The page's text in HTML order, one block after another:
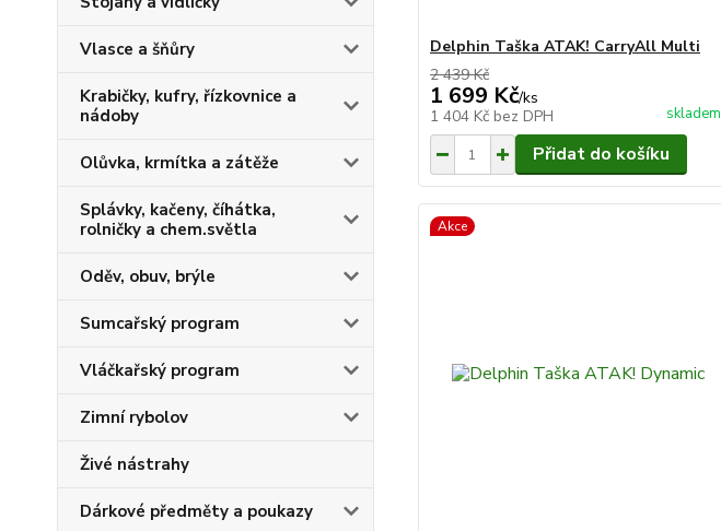
Vlasce a šňůry
Krabičky, kufry, řízkovnice a
nádoby
Olůvka, krmítka a zátěže
Splávky, kačeny, číhátka,
rolničky a chem.světla
Oděv, obuv, brýle
Sumcařský program
Vláčkařský program
Zimní rybolov
Živé nástrahy
Dárkové předměty a poukazy
Delphin Taška ATAK! CarryAll Multi
2 439 Kč
1 699 Kč/ks
1 404 Kč bez DPH skladem
Přidat do košíku
Akce